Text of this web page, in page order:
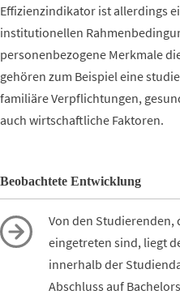
Effizienzindikator ist allerdings
institutionellen
personenbezogene Merkmale
gehören zum Beispiel eine
familiäre Verpflichtungen,
auch wirtschaftliche Faktoren.
Beobachtete Entwicklung
Von den Studierenden,
eingetreten sind, liegt
innerhalb der
Abschluss auf